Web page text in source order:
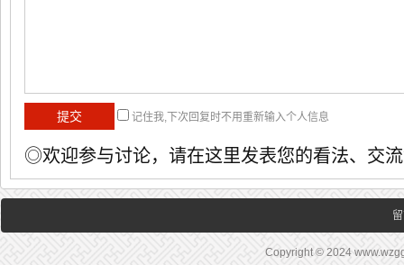
记住我,下次回复时不用重新输入个人信息
◎欢迎参与讨论，请在这里发表您的看法、交
Copyright © 2024